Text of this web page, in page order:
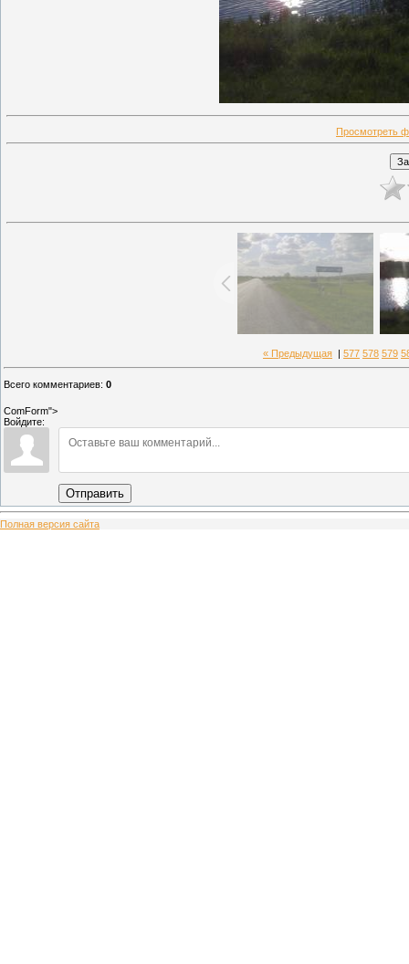
Просмотреть
« Предыдущая 577 578 579
Всего комментариев: 0
ComForm">
Войдите:
Отправить
Полная версия сайта